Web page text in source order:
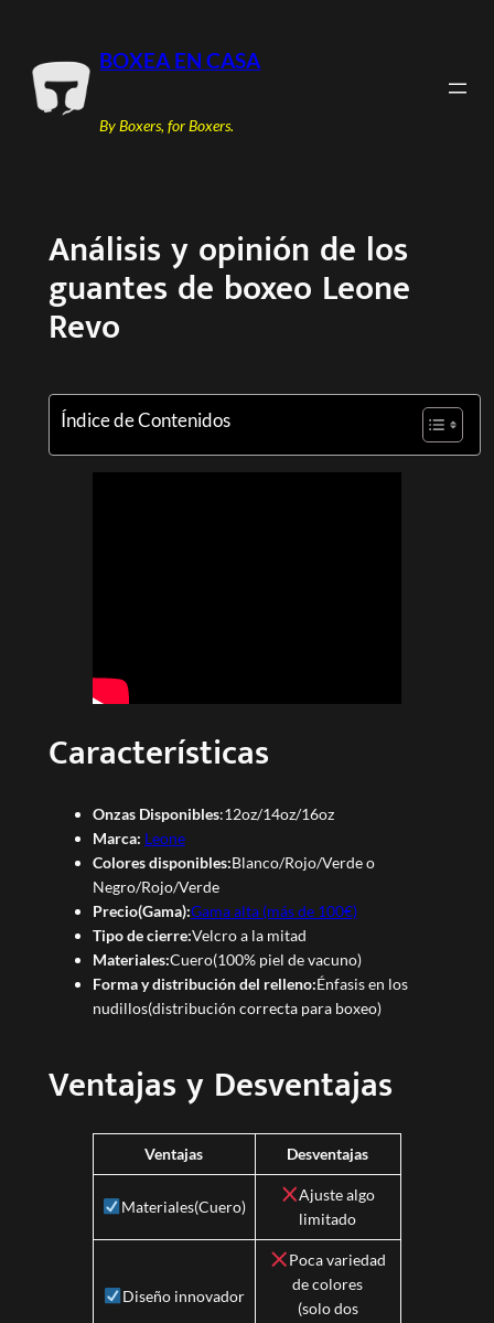
contenido
BOXEA EN CASA
By Boxers, for Boxers.
Análisis y opinión de los
guantes de boxeo Leone
Revo
Índice de Contenidos
Características
Onzas Disponibles:12oz/14oz/16oz
Marca: Leone
Colores disponibles:Blanco/Rojo/Verde o
Negro/Rojo/Verde
Precio(Gama):Gama alta (más de 100€)
Tipo de cierre:Velcro a la mitad
Materiales:Cuero(100% piel de vacuno)
Forma y distribución del relleno:Énfasis en los
nudillos(distribución correcta para boxeo)
Ventajas y Desventajas
Ventajas Desventajas
Materiales(Cuero)
Ajuste algo
limitado
Diseño innovador
Poca variedad
de colores
(solo dos